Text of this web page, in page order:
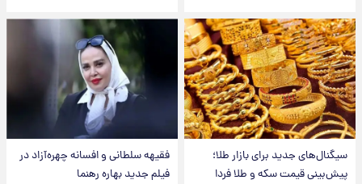
سیگنال‌های جدید برای بازار طلا؛
پیش‌بینی قیمت سکه و طلا فردا
فقیهه سلطانی و افسانه چهره‌آزاد در
فیلم جدید بهاره رهنما